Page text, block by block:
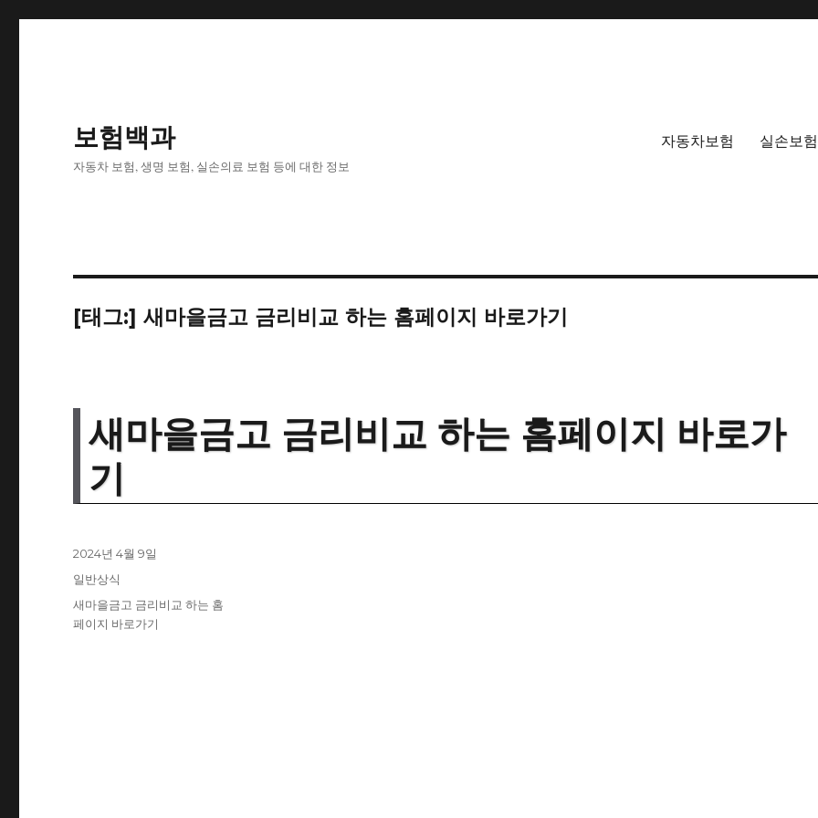
보험백과
자동차 보험, 생명 보험, 실손의료 보험 등에 대한 정보
자동차보험 실손보험
[태그:]새마을금고 금리비교 하는 홈페이지 바로가기
새마을금고 금리비교 하는 홈페이지 바로가
기
작
성
자
2024년 4월 9일
카
테
고
일반상식
태
그
새마을금고 금리비교 하는 홈
페이지 바로가기